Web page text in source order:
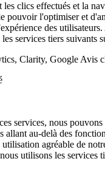
les clics effectués et la
pouvoir l'optimiser et
des
services tiers suivants
Clarity, Google Avis
services, nous
allant au-delà des
utilisation agréable de
utilisons les services